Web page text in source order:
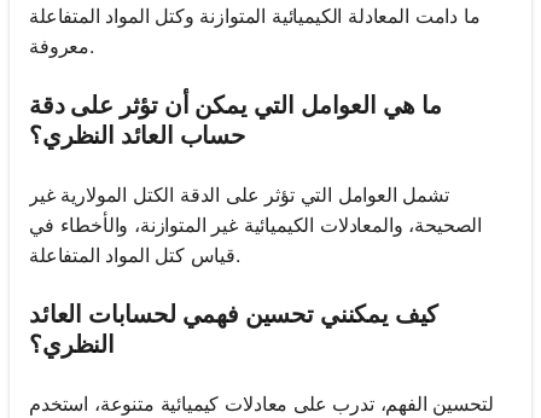
ما دامت المعادلة الكيميائية المتوازنة وكتل المواد المتفاعلة
معروفة.
ما هي العوامل التي يمكن أن تؤثر على دقة
حساب العائد النظري؟
تشمل العوامل التي تؤثر على الدقة الكتل المولارية غير
الصحيحة، والمعادلات الكيميائية غير المتوازنة، والأخطاء في
قياس كتل المواد المتفاعلة.
كيف يمكنني تحسين فهمي لحسابات العائد
النظري؟
لتحسين الفهم، تدرب على معادلات كيميائية متنوعة، استخدم